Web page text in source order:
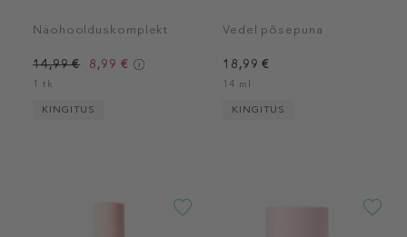
Näohoolduskomplekt
14,99 € 8,99 €
1 tk
KINGITUS
Vedel põsepuna
18,99 €
14 ml
KINGITUS